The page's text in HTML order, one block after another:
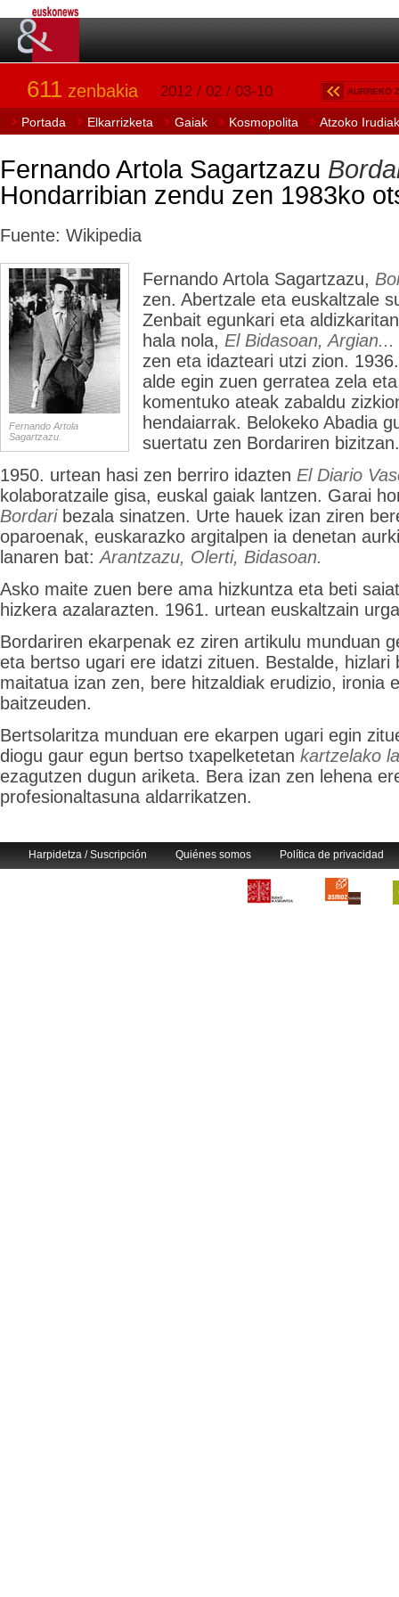
611 zenbakia 2012 / 02 / 03-10 AURREKO
Portada Elkarrizketa Gaiak Kosmopolita Atzoko Irudiak
Fernando Artola Sagartzazu
Hondarribian zendu zen 1983ko
Fuente: Wikipedia
Fernando Artola
Sagartzazu.
Fernando Artola Sagartzazu,
zen. Abertzale eta euskaltzale
Zenbait egunkari eta
hala nola, El Bidasoan, Argian...
zen eta idazteari utzi zion.
alde egin zuen gerratea zela
komentuko ateak zabaldu
hendaiarrak. Belokeko Abadia
suertatu zen Bordariren bizitzan.
1950. urtean hasi zen berriro idazten El Diario
kolaboratzaile gisa, euskal gaiak lantzen. Garai
Bordaribezala sinatzen. Urte hauek izan ziren
oparoenak, euskarazko argitalpen ia denetan
lanaren bat: Arantzazu, Olerti, Bidasoan.
Asko maite zuen bere ama hizkuntza eta beti
hizkera azalarazten. 1961. urtean euskaltzain
Bordariren ekarpenak ez ziren artikulu munduan
eta bertso ugari ere idatzi zituen. Bestalde, hizlari
maitatua izan zen, bere hitzaldiak erudizio, ironia
baitzeuden.
Bertsolaritza munduan ere ekarpen ugari egin
diogu gaur egun bertso txapelketetan kartzelako
ezagutzen dugun ariketa. Bera izan zen lehena
profesionaltasuna aldarrikatzen.
Harpidetza / Suscripción Quiénes somos Política de privacidad